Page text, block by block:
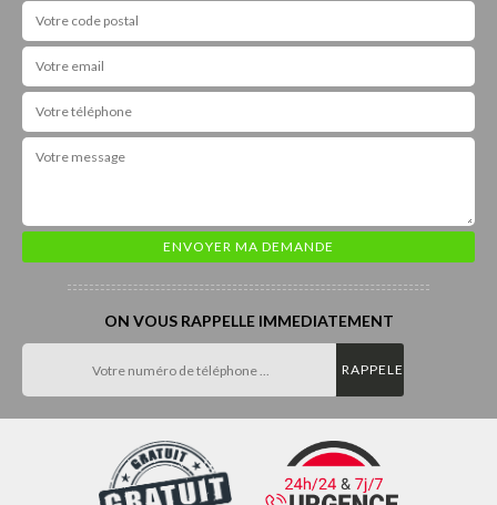
ON VOUS RAPPELLE IMMEDIATEMENT